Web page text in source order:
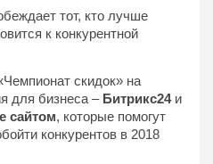
тот, кто лучше
к конкурентной
скидок» на
для бизнеса – Битрикс24и
сайтом, которые помогут
конкурентов в 2018